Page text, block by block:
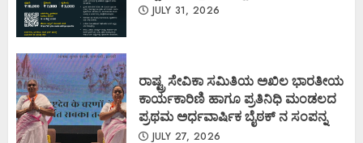
JULY 31, 2026
ರಾಷ್ಟ್ರ ಸೇವಿಕಾ ಸಮಿತಿಯ ಅಖಿಲ ಭಾರತೀಯ
ಕಾರ್ಯಕಾರಿಣಿ ಹಾಗೂ ಪ್ರತಿನಿಧಿ ಮಂಡಲದ
ಪ್ರಥಮ ಅರ್ಧವಾರ್ಷಿಕ ಬೈಠಕ್ ನ ಸಂಪನ್ನ
JULY 27, 2026